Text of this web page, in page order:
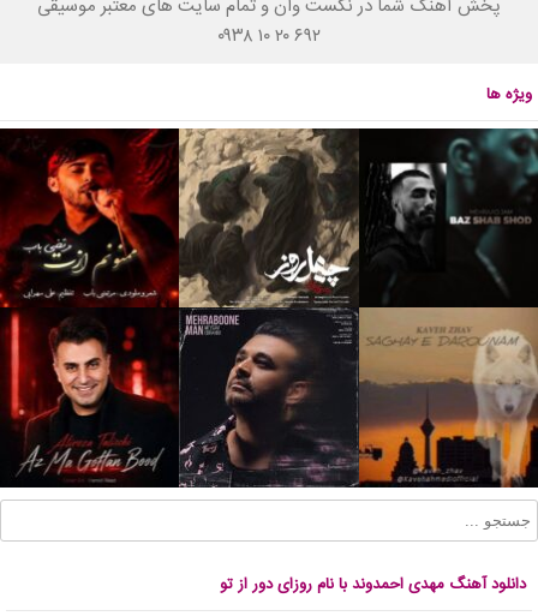
پخش آهنگ شما در نکست وان و تمام سایت های معتبر موسیقی
۰۹۳۸ ۱۰ ۲۰ ۶۹۲
ویژه ها
دانلود آهنگ مهدی احمدوند با نام روزای دور از تو